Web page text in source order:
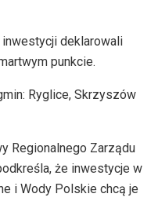
deklarowali
punkcie.
Ryglice, Skrzyszów
Regionalnego Zarządu
że inwestycje w
i Wody Polskie chcą je